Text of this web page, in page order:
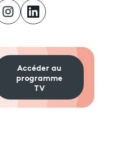
Accéder au
programme
TV